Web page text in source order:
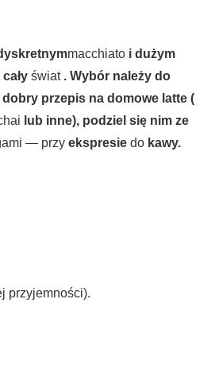
macchiato i dużym
świat . Wybór należy do
dobry przepis na domowe latte (
lub inne), podziel się nim ze
— przy ekspresie do kawy.
przyjemności).